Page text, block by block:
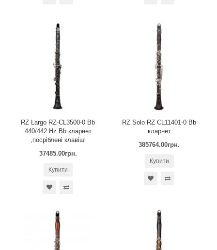
RZ Largo RZ-CL3500-0 Bb
440/442 Hz Bb кларнет
,посріблені клавіші
37485.00грн.
Купити
RZ Solo RZ CL11401-0 Bb
кларнет
385764.00грн.
Купити